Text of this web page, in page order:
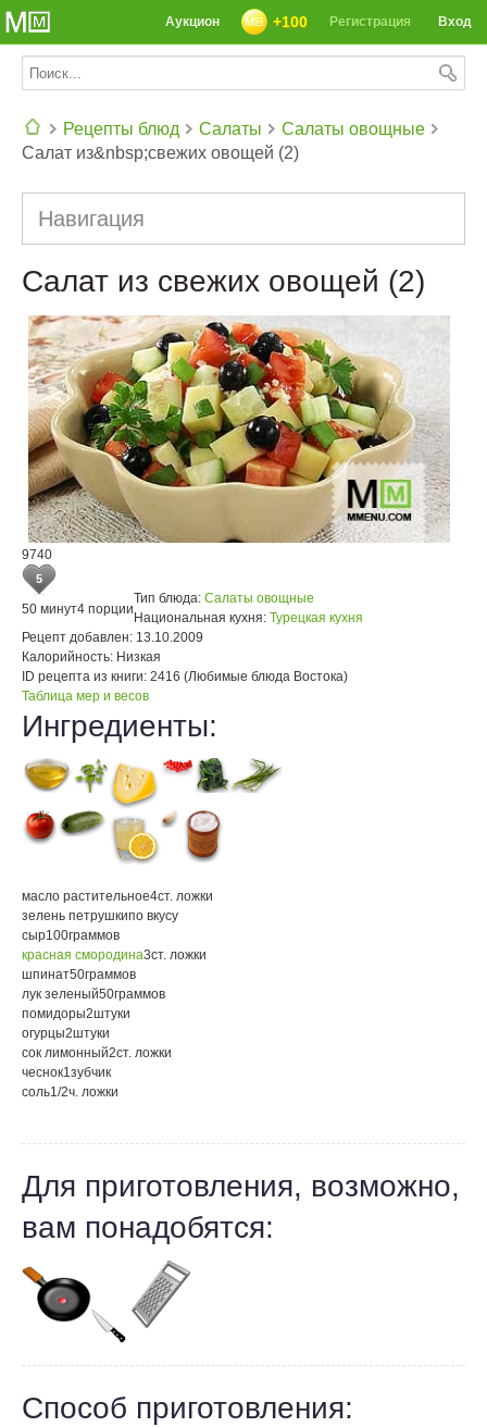
Вход
Регистрация
+100
Аукцион
Рецепты блюд Салаты
Салаты овощные
Салат из&nbsp;свежих овощей (2)
Навигация
Салат из свежих овощей (2)
9740
5
50 минут4 порции
Тип блюда: Салаты овощные
Национальная кухня: Турецкая кухня
Рецепт добавлен: 13.10.2009
Калорийность: Низкая
ID рецепта из книги: 2416 (Любимые блюда Востока)
Таблица мер и весов
Ингредиенты:
масло растительное4ст. ложки
зелень петрушкипо вкусу
сыр100граммов
красная смородина3ст. ложки
шпинат50граммов
лук зеленый50граммов
помидоры2штуки
огурцы2штуки
сок лимонный2ст. ложки
чеснок1зубчик
соль1/2ч. ложки
Для приготовления, возможно,
вам понадобятся:
Способ приготовления: